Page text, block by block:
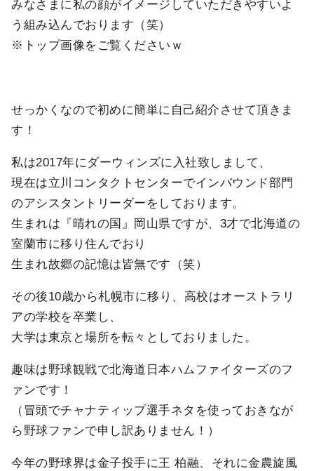
みなさまに私の顔がイメージしていただきやすいよ
う組み込んでおります（笑）
※トップ画像をご覧くださいｗ
せっかくなので初めに簡単に自己紹介させて頂きま
す！
私は2017年にダーウィンズに入社致しまして、
現在は立川コンタクトセンターでインバウンド部門
のアシスタントリーダーをしております。
生まれは『晴れの国』岡山県ですが、3才で北海道の
室蘭市に移り住んでおり
生まれ故郷の記憶は皆無です（笑）
その後10歳から札幌市に移り、高校はオーストラリ
アの学校を卒業し、
大学は東京と場所を転々としておりました。
趣味は野球観戦で北海道日本ハムファイターズのフ
ァンです！
（冒頭でチャナティップ選手ネタを使っておきなが
ら野球ファンで申し訳ありません！）
今年の野球界は金子投手に王 柏融、それに金農旋風